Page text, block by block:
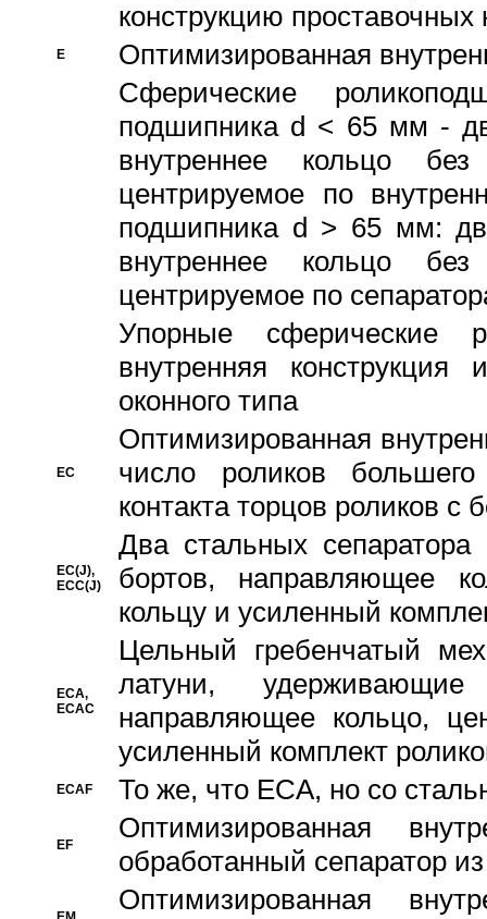
конструкцию проставочных
E
Оптимизированная
Сферические
подшипника d < 65 мм -
внутреннее кольцо
центрируемое по
подшипника d > 65 мм:
внутреннее кольцо
центрируемое по
Упорные сферические
внутренняя
оконного типа
EC
Oптимизированная
число роликов
контакта торцов роликов с
EC(J),
ECC(J)
Два стальных сепаратора
бортов, направляющее
кольцу и усиленный
ECA,
ECAC
Цельный гребенчатый
латуни,
направляющее кольцо,
усиленный комплект
ECAF То же, что ECA, но со
EF
Оптимизированная
обработанный сепаратор
Оптимизированная